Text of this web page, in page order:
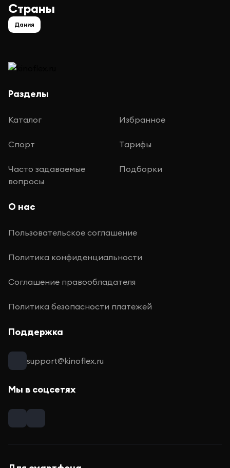
Страны
Дания
Разделы
Каталог Избранное
Спорт Тарифы
Часто задаваемые
вопросы
Подборки
О нас
Пользовательское соглашение
Политика конфиденциальности
Соглашение правообладателя
Политика безопасности платежей
Поддержка
support@kinoflex.ru
Мы в соцсетях